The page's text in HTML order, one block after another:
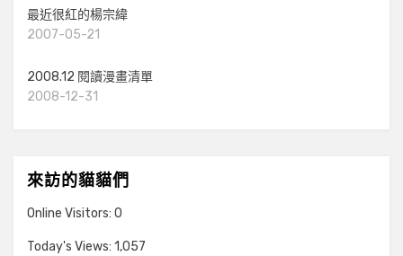
最近很紅的楊宗緯
2007-05-21
2008.12 閱讀漫畫清單
2008-12-31
來訪的貓貓們
Online Visitors: 0
Today's Views: 1,057